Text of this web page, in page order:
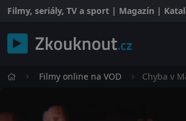
Filmy, seriály, TV a sport | Magazín |
Filmy online na VOD Chyba v